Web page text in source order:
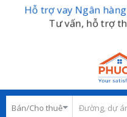
Hỗ trợ vay Ngân
Tư vấn, hỗ trợ